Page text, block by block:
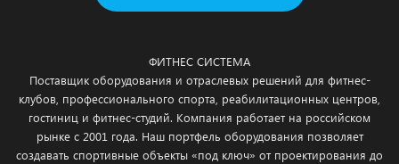
ФИТНЕС СИСТЕМА
Поставщик оборудования и отраслевых решений для фитнес-
клубов, профессионального спорта, реабилитационных центров,
гостиниц и фитнес-студий. Компания работает на российском
рынке с 2001 года. Наш портфель оборудования позволяет
создавать спортивные объекты «под ключ» от проектирования до